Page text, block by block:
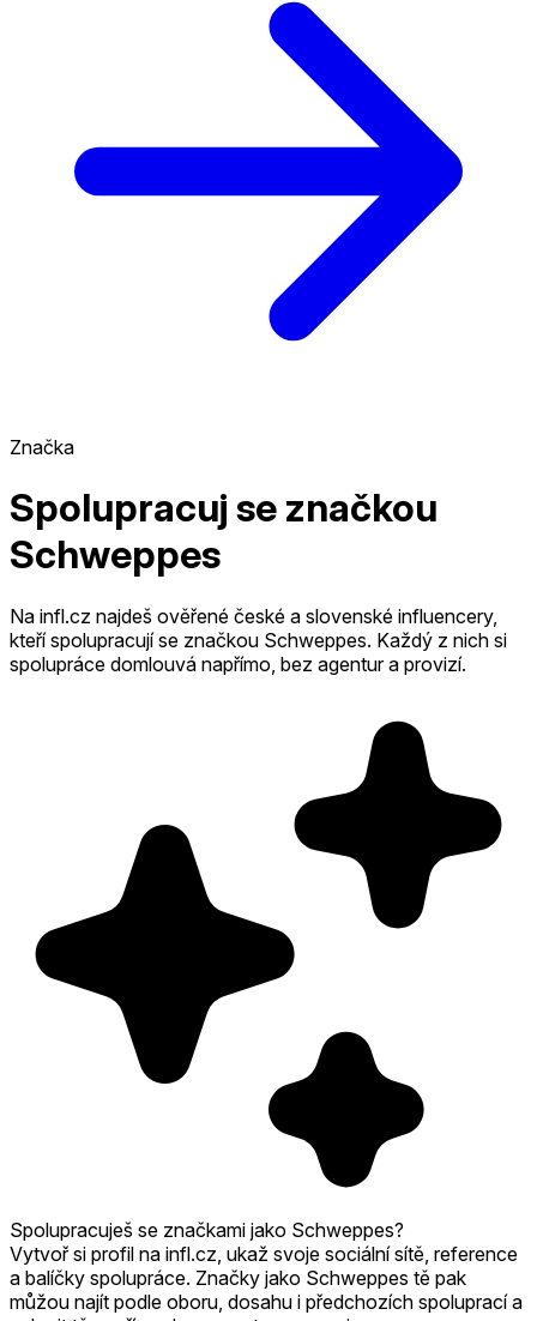
Značka
Spolupracuj se značkou
Schweppes
Na infl.cz najdeš ověřené české a slovenské influencery,
kteří spolupracují se značkou Schweppes. Každý z nich si
spolupráce domlouvá napřímo, bez agentur a provizí.
Spolupracuješ se značkami jako Schweppes?
Vytvoř si profil na infl.cz, ukaž svoje sociální sítě, reference
a balíčky spolupráce. Značky jako Schweppes tě pak
můžou najít podle oboru, dosahu i předchozích spoluprací a